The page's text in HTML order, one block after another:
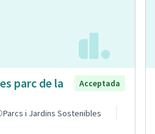
parc de la
Acceptada
Parcs i Jardins Sostenibles